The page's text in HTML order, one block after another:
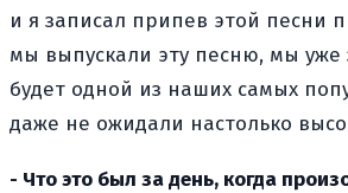
и я записал припев этой песни
мы выпускали эту песню, мы уже
будет одной из наших самых
даже не ожидали настолько
- Что это был за день, когда